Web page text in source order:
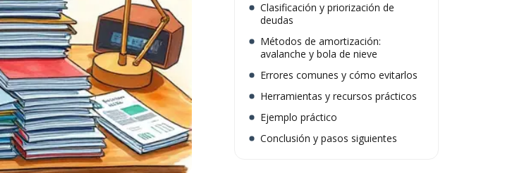
Clasificación y priorización de
deudas
Métodos de amortización:
avalanche y bola de nieve
Errores comunes y cómo evitarlos
Herramientas y recursos prácticos
Ejemplo práctico
Conclusión y pasos siguientes